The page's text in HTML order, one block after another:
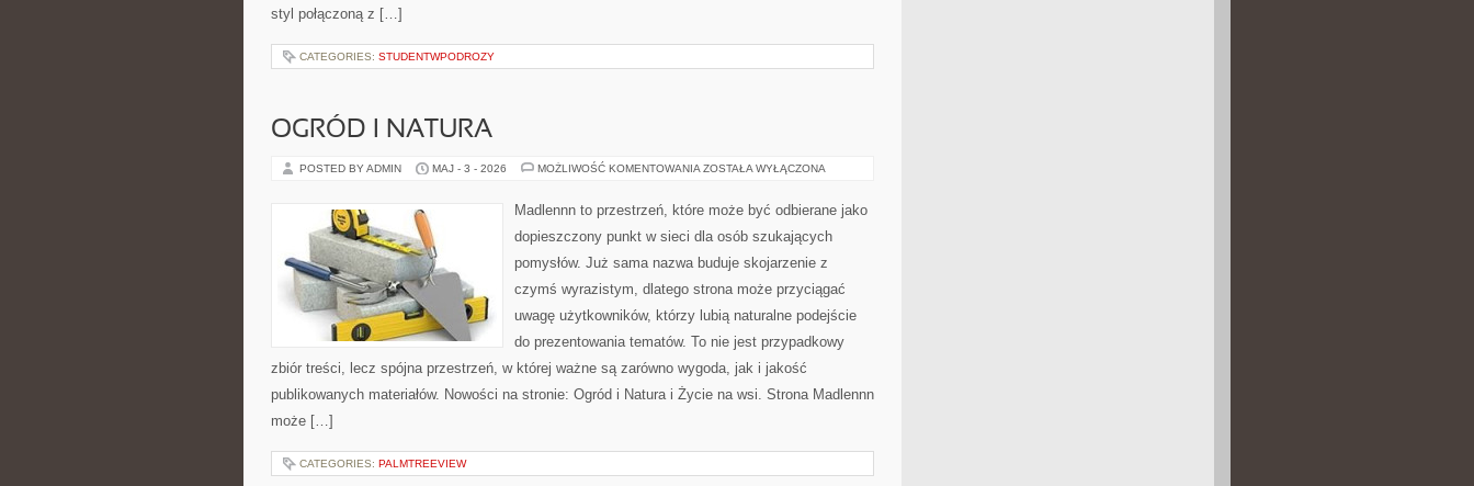
styl połączoną z […]
CATEGORIES: STUDENTWPODROZY
OGRÓD I NATURA
POSTED BY ADMIN MAJ - 3 - 2026 MOŻLIWOŚĆ KOMENTOWANIA OGRÓD
ZOSTAŁA WYŁĄCZONA
Madlennn to przestrzeń, które może być odbierane jako
dopieszczony punkt w sieci dla osób szukających
pomysłów. Już sama nazwa buduje skojarzenie z
czymś wyrazistym, dlatego strona może przyciągać
uwagę użytkowników, którzy lubią naturalne podejście
do prezentowania tematów. To nie jest przypadkowy
zbiór treści, lecz spójna przestrzeń, w której ważne są zarówno wygoda, jak i jakość
publikowanych materiałów. Nowości na stronie: Ogród i Natura i Życie na wsi. Strona Madlennn
może […]
CATEGORIES: PALMTREEVIEW